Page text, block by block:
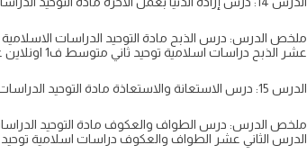
ملخص الدرس: درس الذبح مادة التوحيد الدراسات
عشر الذبح دراسات اسلامية توحيد ثاني متوسط ف1 اونلاين على موقع معلمك
الدرس 15: درس الاستعانة والاستعاذة مادة التوحيد الدراسات الاسلامية للصف الثاني المتوسط الفصل الدراسي الاول الوحدة الثالثة عبادات وقع فيها الشرك شرح
ملخص الدرس: درس الطواف والعكوف مادة التوحيد
الدرس الثاني عشر الطواف والعكوف دراسات اسلامية توحيد ثاني متوسط ف1